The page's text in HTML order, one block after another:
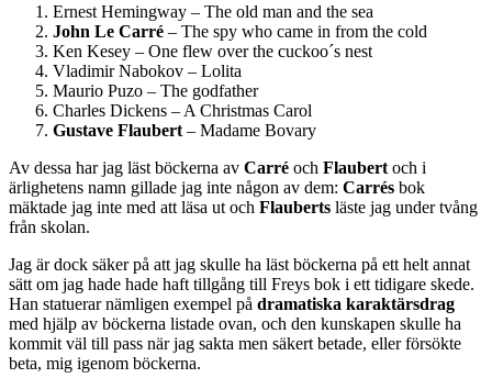
Ernest Hemingway – The old man and the sea
John Le Carré – The spy who came in from the cold
Ken Kesey – One flew over the cuckoo´s nest
Vladimir Nabokov – Lolita
Maurio Puzo – The godfather
Charles Dickens – A Christmas Carol
Gustave Flaubert – Madame Bovary
Av dessa har jag läst böckerna av Carré och Flaubert och i
ärlighetens namn gillade jag inte någon av dem: Carrés bok
mäktade jag inte med att läsa ut och Flauberts läste jag under tvång
från skolan.
Jag är dock säker på att jag skulle ha läst böckerna på ett helt annat
sätt om jag hade hade haft tillgång till Freys bok i ett tidigare skede.
Han statuerar nämligen exempel på dramatiska karaktärsdrag
med hjälp av böckerna listade ovan, och den kunskapen skulle ha
kommit väl till pass när jag sakta men säkert betade, eller försökte
beta, mig igenom böckerna.